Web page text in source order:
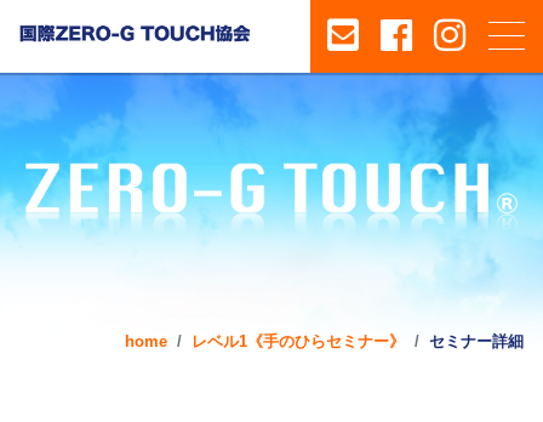
home レベル1《手のひらセミナー》 セミナー詳細